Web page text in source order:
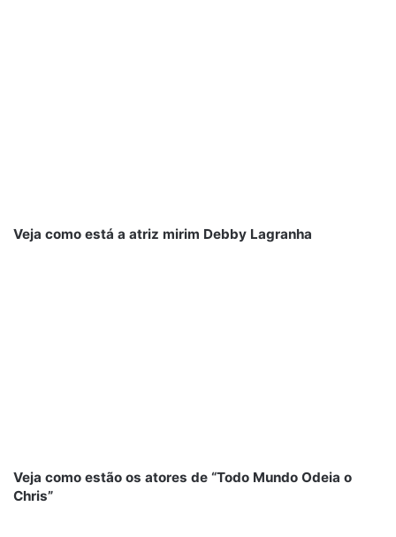
Veja como está a atriz mirim Debby Lagranha
Veja como estão os atores de “Todo Mundo Odeia o
Chris”